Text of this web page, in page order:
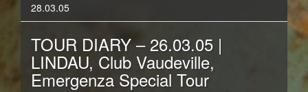
28.03.05
TOUR DIARY – 26.03.05 |
LINDAU, Club Vaudeville,
Emergenza Special Tour